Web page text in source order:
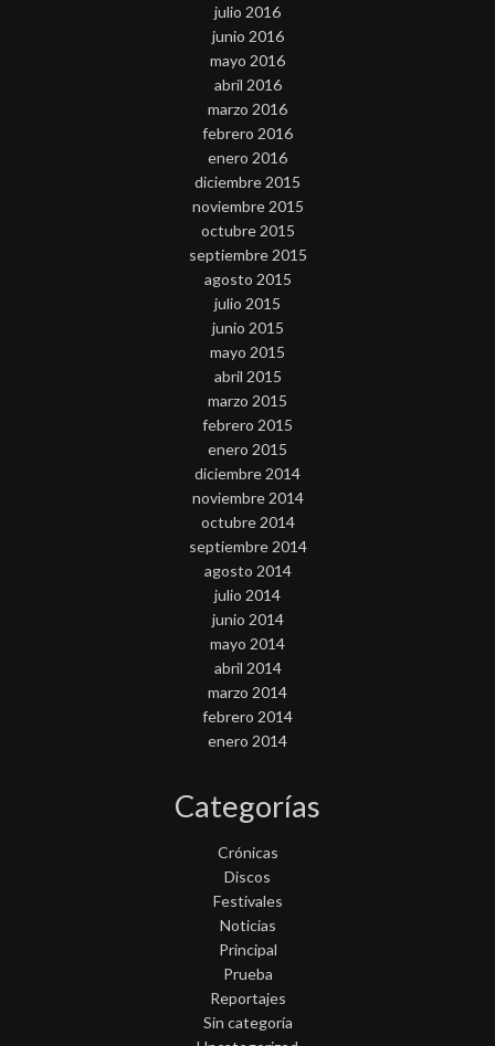
julio 2016
junio 2016
mayo 2016
abril 2016
marzo 2016
febrero 2016
enero 2016
diciembre 2015
noviembre 2015
octubre 2015
septiembre 2015
agosto 2015
julio 2015
junio 2015
mayo 2015
abril 2015
marzo 2015
febrero 2015
enero 2015
diciembre 2014
noviembre 2014
octubre 2014
septiembre 2014
agosto 2014
julio 2014
junio 2014
mayo 2014
abril 2014
marzo 2014
febrero 2014
enero 2014
Categorías
Crónicas
Discos
Festivales
Noticias
Principal
Prueba
Reportajes
Sin categoría